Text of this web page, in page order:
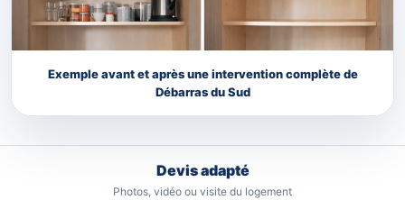
Exemple avant et après une intervention complète de
Débarras du Sud
Devis adapté
Photos, vidéo ou visite du logement